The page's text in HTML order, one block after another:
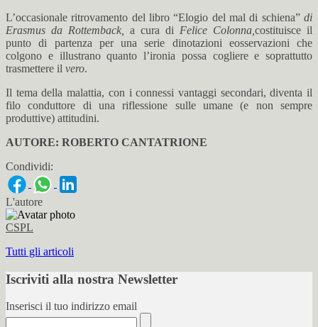
L’occasionale ritrovamento del libro “Elogio del mal di schiena” di
Erasmus da Rottemback,
a cura di Felice Colonna, costituisce il
punto di partenza per una serie dinotazioni eosservazioni che
colgono e illustrano quanto l’ironia possa cogliere e soprattutto
trasmettere il vero.
Il tema della malattia, con i connessi vantaggi secondari, diventa il
filo conduttore di una riflessione sulle umane (e non sempre
produttive) attitudini.
AUTORE: ROBERTO CANTATRIONE
Condividi:
L'autore
CSPL
Tutti gli articoli
Iscriviti alla nostra Newsletter
Inserisci il tuo indirizzo email